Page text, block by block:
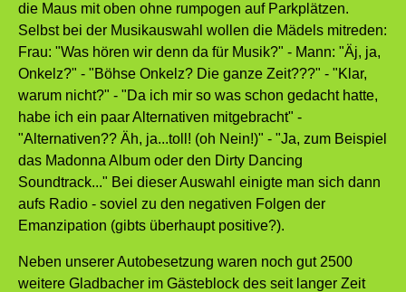
die Maus mit oben ohne rumpogen auf Parkplätzen.
Selbst bei der Musikauswahl wollen die Mädels mitreden:
Frau: "Was hören wir denn da für Musik?" - Mann: "Äj, ja,
Onkelz?" - "Böhse Onkelz? Die ganze Zeit???" - "Klar,
warum nicht?" - "Da ich mir so was schon gedacht hatte,
habe ich ein paar Alternativen mitgebracht" -
"Alternativen?? Äh, ja...toll! (oh Nein!)" - "Ja, zum Beispiel
das Madonna Album oder den Dirty Dancing
Soundtrack..." Bei dieser Auswahl einigte man sich dann
aufs Radio - soviel zu den negativen Folgen der
Emanzipation (gibts überhaupt positive?).
Neben unserer Autobesetzung waren noch gut 2500
weitere Gladbacher im Gästeblock des seit langer Zeit